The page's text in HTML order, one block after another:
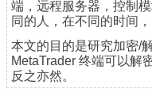
端，远程服务器，控制
同的人，在不同的时间
本文的目的是研究加密/
MetaTrader 终端可以解
反之亦然。